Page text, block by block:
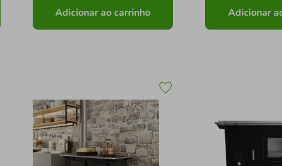
Adicionar ao carrinho Adicionar